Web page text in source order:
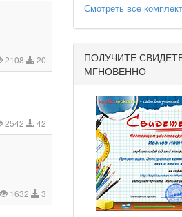
2108 20
2542 42
1632 3
Смотреть все
ПОЛУЧИТЕ
МГНОВЕННО